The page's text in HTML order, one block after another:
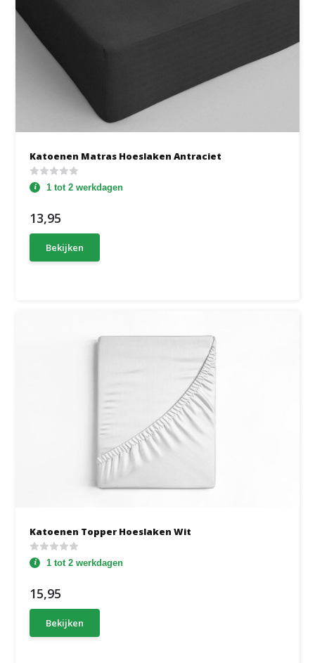
Katoenen Matras Hoeslaken Antraciet
1 tot 2 werkdagen
13,95
Bekijken
Katoenen Topper Hoeslaken Wit
1 tot 2 werkdagen
15,95
Bekijken